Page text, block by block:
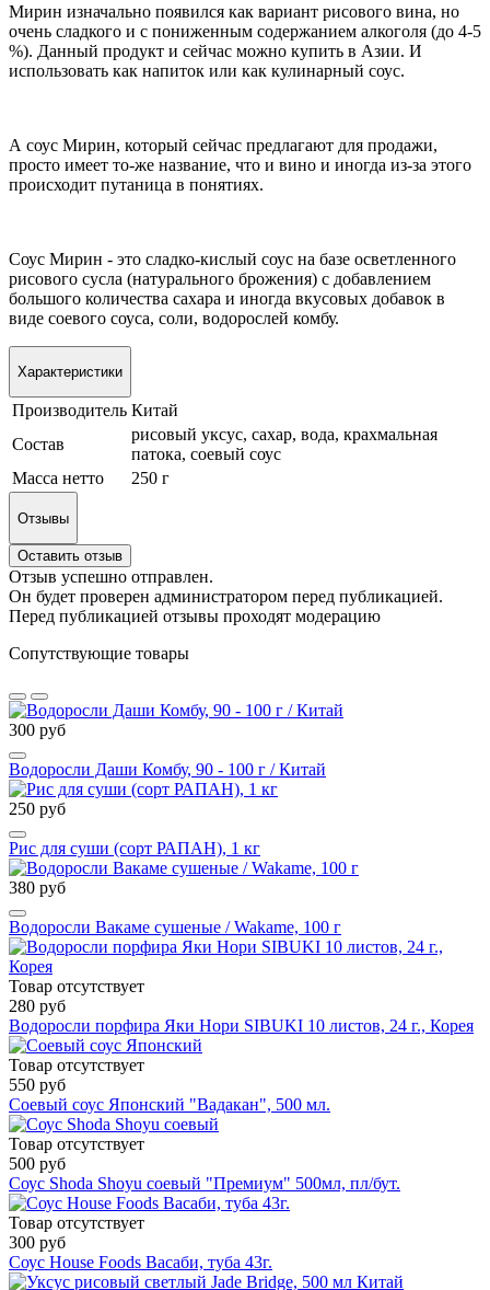
Мирин изначально появился как вариант рисового вина, но
очень сладкого и с пониженным содержанием алкоголя (до 4-5
%). Данный продукт и сейчас можно купить в Азии. И
использовать как напиток или как кулинарный соус.
А соус Мирин, который сейчас предлагают для продажи,
просто имеет то-же название, что и вино и иногда из-за этого
происходит путаница в понятиях.
Соус Мирин - это сладко-кислый соус на базе осветленного
рисового сусла (натурального брожения) с добавлением
большого количества сахара и иногда вкусовых добавок в
виде соевого соуса, соли, водорослей комбу.
Характеристики
Производитель Китай
Состав
рисовый уксус, сахар, вода, крахмальная
патока, соевый соус
Масса нетто
250 г
Отзывы
Оставить отзыв
Отзыв успешно отправлен.
Он будет проверен администратором перед публикацией.
Перед публикацией отзывы проходят модерацию
Сопутствующие товары
300 руб
Водоросли Даши Комбу, 90 - 100 г / Китай
250 руб
Рис для суши (сорт РАПАН), 1 кг
380 руб
Водоросли Вакаме сушеные / Wakame, 100 г
Товар отсутствует
280 руб
Водоросли порфира Яки Нори SIBUKI 10 листов, 24 г., Корея
Товар отсутствует
550 руб
Соевый соус Японский "Вадакан", 500 мл.
Товар отсутствует
500 руб
Соус Shoda Shoyu соевый "Премиум" 500мл, пл/бут.
Товар отсутствует
300 руб
Соус House Foods Васаби, туба 43г.